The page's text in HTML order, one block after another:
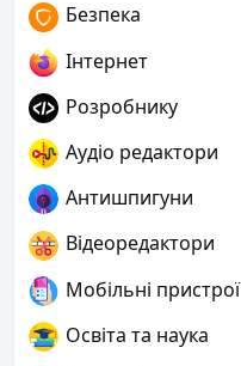
Безпека
Інтернет
Розробнику
Аудіо редактори
Антишпигуни
Відеоредактори
Мобільні пристрої
Освіта та наука